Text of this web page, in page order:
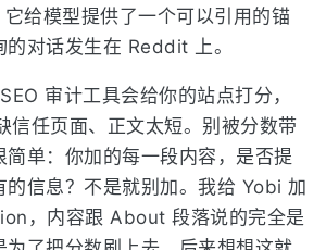
给模型提供了一个可以引用的锚
的对话发生在 Reddit 上。
审计工具会给你的站点打分，
信任页面、正文太短。别被分数带
单：你加的每一段内容，是否提
的信息？不是就别加。我给 Yobi 加
，内容跟 About 段落说的完全是